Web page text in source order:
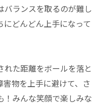
バランスを取るのが難し
どんどん上手になって
た距離をボールを落と
物を上手に避けて、さ
！みんな笑顔で楽しみな